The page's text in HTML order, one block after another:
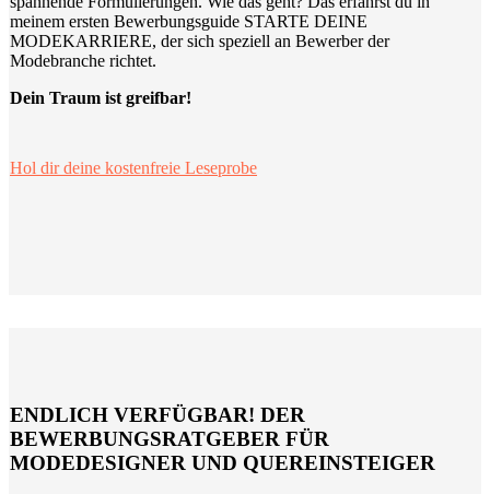
meinem ersten Bewerbungsguide STARTE DEINE
MODEKARRIERE, der sich speziell an Bewerber der
Modebranche richtet.
Dein Traum ist greifbar!
Hol dir deine kostenfreie Leseprobe
ENDLICH VERFÜGBAR! DER
BEWERBUNGSRATGEBER FÜR
MODEDESIGNER UND QUEREINSTEIGER